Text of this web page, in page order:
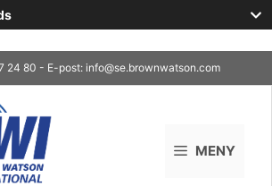
24 80 - E-post: info@se.brownwatson.com
MENY